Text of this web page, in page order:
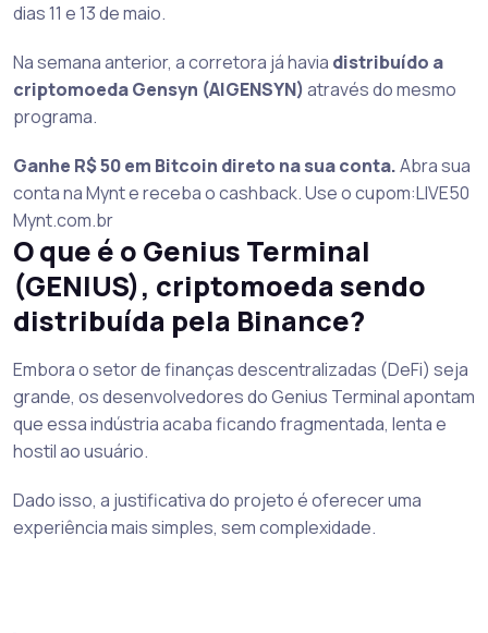
dias 11 e 13 de maio.
Na semana anterior, a corretora já havia distribuído a
criptomoeda Gensyn (AIGENSYN)através do mesmo
programa.
Ganhe R$ 50 em Bitcoin direto na sua conta.Abra sua
conta na Mynt e receba o cashback. Use o cupom:LIVE50
Mynt.com.br
O que é o Genius Terminal
(GENIUS), criptomoeda sendo
distribuída pela Binance?
Embora o setor de finanças descentralizadas (DeFi) seja
grande, os desenvolvedores do Genius Terminal apontam
que essa indústria acaba ficando fragmentada, lenta e
hostil ao usuário.
Dado isso, a justificativa do projeto é oferecer uma
experiência mais simples, sem complexidade.